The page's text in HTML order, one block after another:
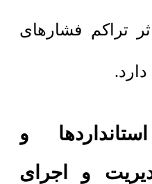
تراکم فشارهای
دارد.
و
و اجرای